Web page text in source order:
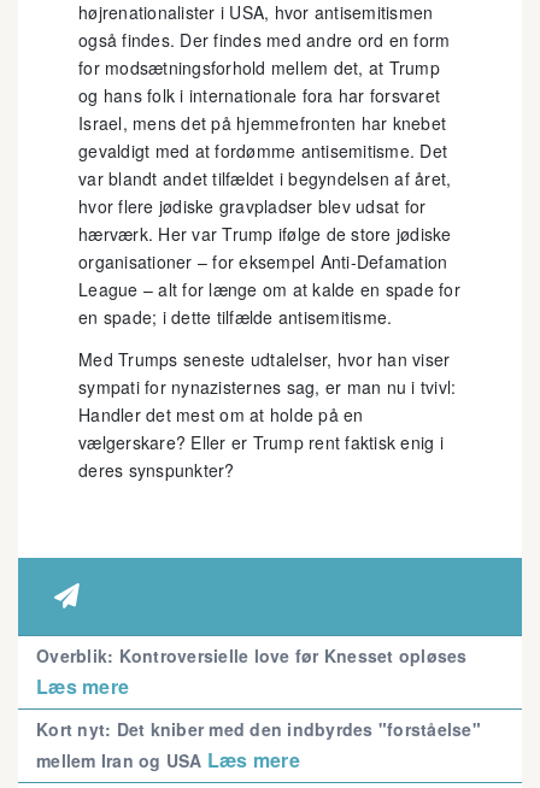
højrenationalister i USA, hvor antisemitismen
også findes. Der findes med andre ord en form
for modsætningsforhold mellem det, at Trump
og hans folk i internationale fora har forsvaret
Israel, mens det på hjemmefronten har knebet
gevaldigt med at fordømme antisemitisme. Det
var blandt andet tilfældet i begyndelsen af året,
hvor flere jødiske gravpladser blev udsat for
hærværk. Her var Trump ifølge de store jødiske
organisationer – for eksempel Anti-Defamation
League – alt for længe om at kalde en spade for
en spade; i dette tilfælde antisemitisme.
Med Trumps seneste udtalelser, hvor han viser
sympati for nynazisternes sag, er man nu i tvivl:
Handler det mest om at holde på en
vælgerskare? Eller er Trump rent faktisk enig i
deres synspunkter?

Overblik: Kontroversielle love før Knesset opløses
Læs mere
Kort nyt: Det kniber med den indbyrdes "forståelse"
mellem Iran og USA Læs mere